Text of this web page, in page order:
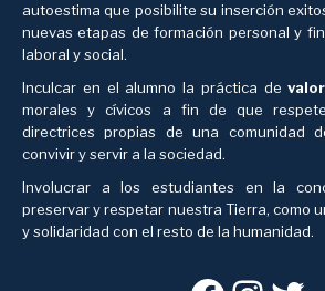
autoestima que posibilite su inserción
nuevas etapas de formación personal y
laboral y social.
Inculcar en el alumno la práctica de
morales y cívicos a fin de que
directrices propias de una comunidad
convivir y servir a la sociedad.
Involucrar a los estudiantes en la
preservar y respetar nuestra Tierra, como
y solidaridad con el resto de la humanidad.